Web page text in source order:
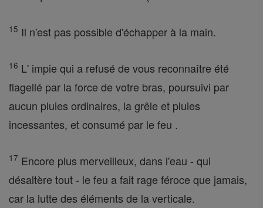
15 Il n'est pas possible d'échapper à la main.
16 L' impie qui a refusé de vous reconnaître été
flagellé par la force de votre bras, poursuivi par
aucun pluies ordinaires, la grêle et pluies
incessantes, et consumé par le feu .
17 Encore plus merveilleux, dans l'eau - qui
désaltère tout - le feu a fait rage féroce que jamais,
car la lutte des éléments de la verticale.